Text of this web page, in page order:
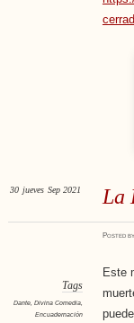
La
30 jueves Sep 2021
Postedby
Tags
Dante, Divina Comedia,
Encuadernación
Este